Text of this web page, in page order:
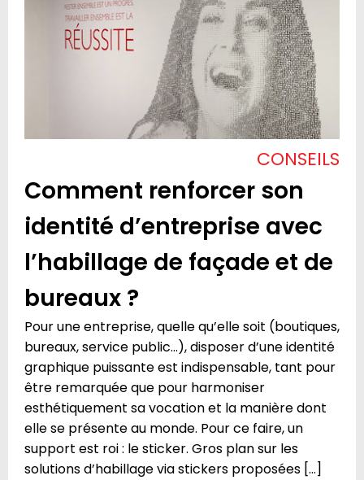
CONSEILS
Comment renforcer son
identité d’entreprise avec
l’habillage de façade et de
bureaux ?
Pour une entreprise, quelle qu’elle soit (boutiques,
bureaux, service public…), disposer d’une identité
graphique puissante est indispensable, tant pour
être remarquée que pour harmoniser
esthétiquement sa vocation et la manière dont
elle se présente au monde. Pour ce faire, un
support est roi : le sticker. Gros plan sur les
solutions d’habillage via stickers proposées […]